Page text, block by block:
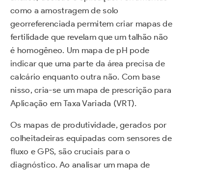
como a amostragem de solo
georreferenciada permitem criar mapas de
fertilidade que revelam que um talhão não
é homogêneo. Um mapa de pH pode
indicar que uma parte da área precisa de
calcário enquanto outra não. Com base
nisso, cria-se um mapa de prescrição para
Aplicação em Taxa Variada (VRT).
Os mapas de produtividade, gerados por
colheitadeiras equipadas com sensores de
fluxo e GPS, são cruciais para o
diagnóstico. Ao analisar um mapa de